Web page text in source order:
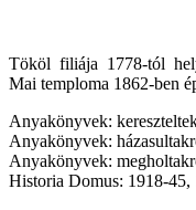
Tököl filiája 1778-tól
Mai temploma 1862-ben
Anyakönyvek:
Anyakönyvek:
Anyakönyvek:
Historia Domus: 1918-45,